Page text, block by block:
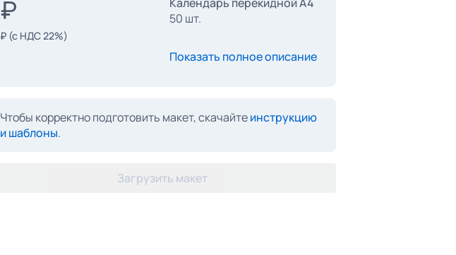
₽ (с НДС 22%)
50 шт.
Показать полное описание
Чтобы корректно подготовить макет, скачайтеинструкцию
и шаблоны.
Загрузить макет